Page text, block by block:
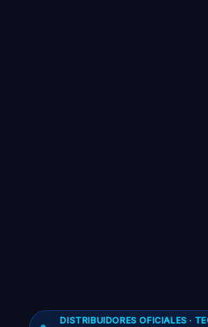
DISTRIBUIDORES OFICIALES ·